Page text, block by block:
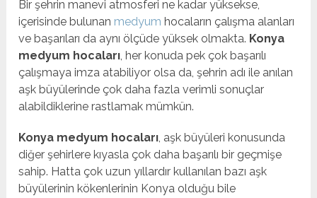
Bir şehrin manevi atmosferi ne kadar yüksekse,
içerisinde bulunan medyum hocaların çalışma alanları
ve başarıları da aynı ölçüde yüksek olmakta. Konya
medyum hocaları, her konuda pek çok başarılı
çalışmaya imza atabiliyor olsa da, şehrin adı ile anılan
aşk büyülerinde çok daha fazla verimli sonuçlar
alabildiklerine rastlamak mümkün.
Konya medyum hocaları, aşk büyüleri konusunda
diğer şehirlere kıyasla çok daha başarılı bir geçmişe
sahip. Hatta çok uzun yıllardır kullanılan bazı aşk
büyülerinin kökenlerinin Konya olduğu bile